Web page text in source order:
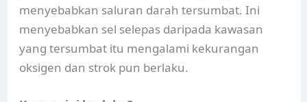
menyebabkan saluran darah tersumbat. Ini
menyebabkan sel selepas daripada kawasan
yang tersumbat itu mengalami kekurangan
oksigen dan strok pun berlaku.